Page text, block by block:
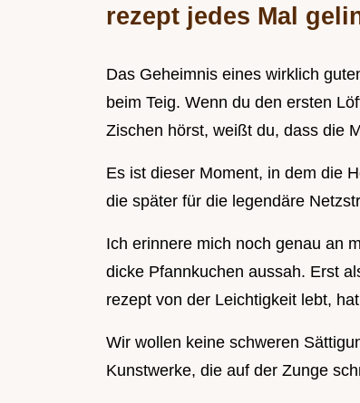
rezept jedes Mal
Das Geheimnis eines wirklich
beim Teig. Wenn du den ersten
Zischen hörst, weißt du, dass die
Es ist dieser Moment, in dem die
die später für die legendäre
Ich erinnere mich noch genau an
dicke Pfannkuchen aussah. Erst
rezept von der Leichtigkeit lebt,
Wir wollen keine schweren
Kunstwerke, die auf der Zunge